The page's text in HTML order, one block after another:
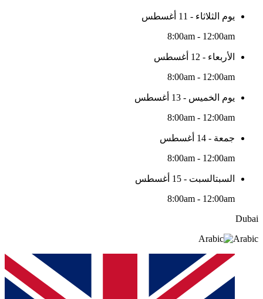
يوم الثلاثاء - 11 أغسطس
8:00am - 12:00am
الأربعاء - 12 أغسطس
8:00am - 12:00am
يوم الخميس - 13 أغسطس
8:00am - 12:00am
جمعة - 14 أغسطس
8:00am - 12:00am
السبتالسبت - 15 أغسطس
8:00am - 12:00am
Dubai
Arabic